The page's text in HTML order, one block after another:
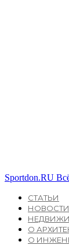
Sportdon.RU
СТАТЬИ
НОВОСТИ
О
О